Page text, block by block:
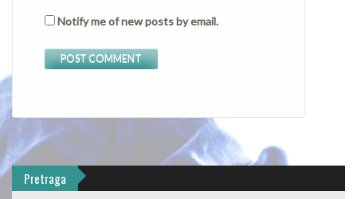
Notify me of new posts by email.
Pretraga